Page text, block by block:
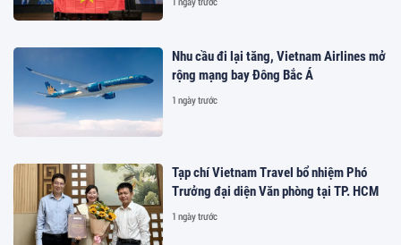
Nhu cầu đi lại tăng, Vietnam Airlines mở
rộng mạng bay Đông Bắc Á
1 ngày trước
Tạp chí Vietnam Travel bổ nhiệm Phó
Trưởng đại diện Văn phòng tại TP. HCM
1 ngày trước